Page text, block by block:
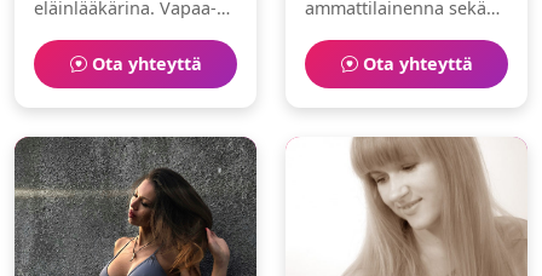
eläinlääkärina. Vapaa-
musiikki parissa.
Ota yhteyttä
ammattilainenna sekä
Olen spontaani ja
eläinrakas.
Ota yhteyttä